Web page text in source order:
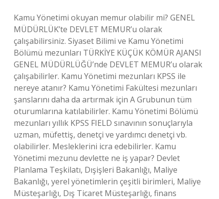
Kamu Yönetimi okuyan memur olabilir mi? GENEL
MÜDÜRLÜK’te DEVLET MEMUR’u olarak
çalışabilirsiniz. Siyaset Bilimi ve Kamu Yönetimi
Bölümü mezunları TÜRKİYE KÜÇÜK KÖMÜR AJANSI
GENEL MÜDÜRLÜĞÜ’nde DEVLET MEMUR’u olarak
çalışabilirler. Kamu Yönetimi mezunları KPSS ile
nereye atanır? Kamu Yönetimi Fakültesi mezunları
şanslarını daha da artırmak için A Grubunun tüm
oturumlarına katılabilirler. Kamu Yönetimi Bölümü
mezunları yıllık KPSS FIELD sınavının sonuçlarıyla
uzman, müfettiş, denetçi ve yardımcı denetçi vb.
olabilirler. Mesleklerini icra edebilirler. Kamu
Yönetimi mezunu devlette ne iş yapar? Devlet
Planlama Teşkilatı, Dışişleri Bakanlığı, Maliye
Bakanlığı, yerel yönetimlerin çeşitli birimleri, Maliye
Müsteşarlığı, Dış Ticaret Müsteşarlığı, finans